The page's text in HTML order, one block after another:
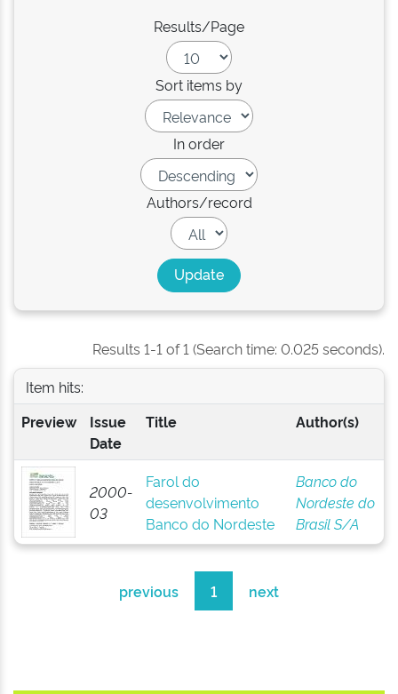
Results/Page
Sort items by
In order
Authors/record
Results 1-1 of 1 (Search time: 0.025 seconds).
Item hits:
Preview
Issue
Date
Title Author(s)
2000-
03
Farol do
desenvolvimento
Banco do Nordeste
Banco do
Nordeste do
Brasil S/A
previous 1 next